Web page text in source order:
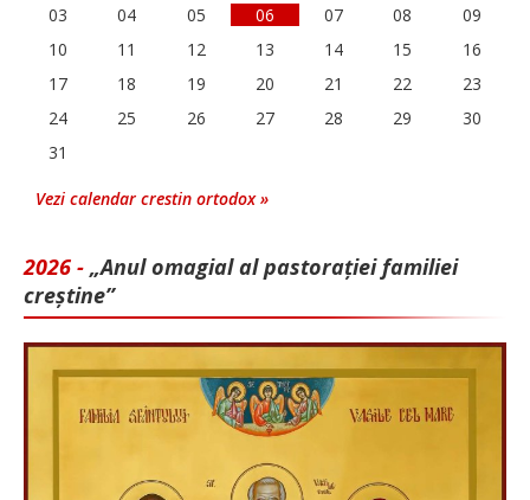
03
04 05 06 07 08
09
10
11 12 13 14 15
16
17
18 19 20 21 22
23
24
25 26 27 28 29
30
31
Vezi calendar crestin ortodox »
2026 - „Anul omagial al pastorației familiei
creștine”